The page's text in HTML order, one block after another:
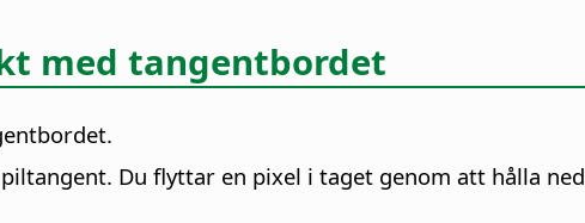
med tangentbordet
Du flyttar en pixel i taget genom att hålla ned